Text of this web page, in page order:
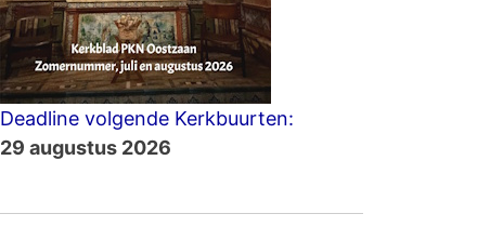
Deadline volgende Kerkbuurten:
29 augustus 2026